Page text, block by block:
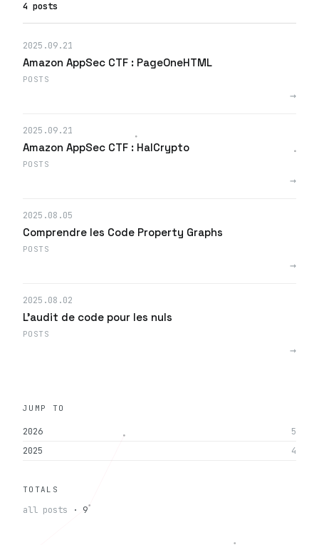
4 posts
2025.09.21
Amazon AppSec CTF : PageOneHTML
POSTS
→
2025.09.21
Amazon AppSec CTF : HalCrypto
POSTS
→
2025.08.05
Comprendre les Code Property Graphs
POSTS
→
2025.08.02
L'audit de code pour les nuls
POSTS
→
JUMP TO
2026
5
2025
4
TOTALS
all posts · 9